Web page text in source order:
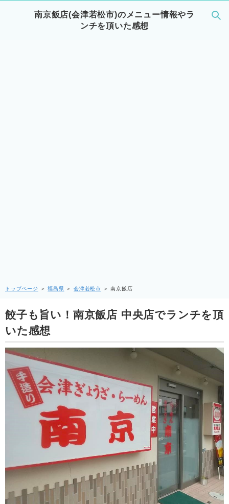
南京飯店(会津若松市)のメニュー情報やラ
ンチを頂いた感想
トップページ ＞福島県 ＞会津若松市 ＞南京飯店
餃子も旨い！南京飯店 中央店でランチを頂
いた感想